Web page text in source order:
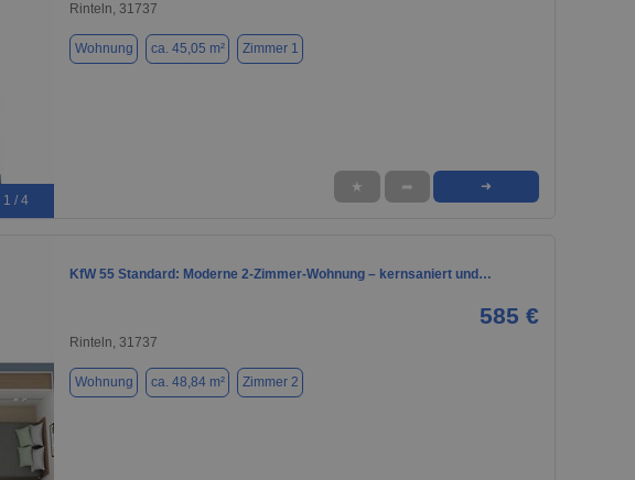
1 / 4
Rinteln, 31737
Wohnung ca. 45,05 m² Zimmer 1
★ ➦ ➜
KfW 55 Standard: Moderne 2-Zimmer-Wohnung – kernsaniert und…
585 €
Rinteln, 31737
Wohnung ca. 48,84 m² Zimmer 2